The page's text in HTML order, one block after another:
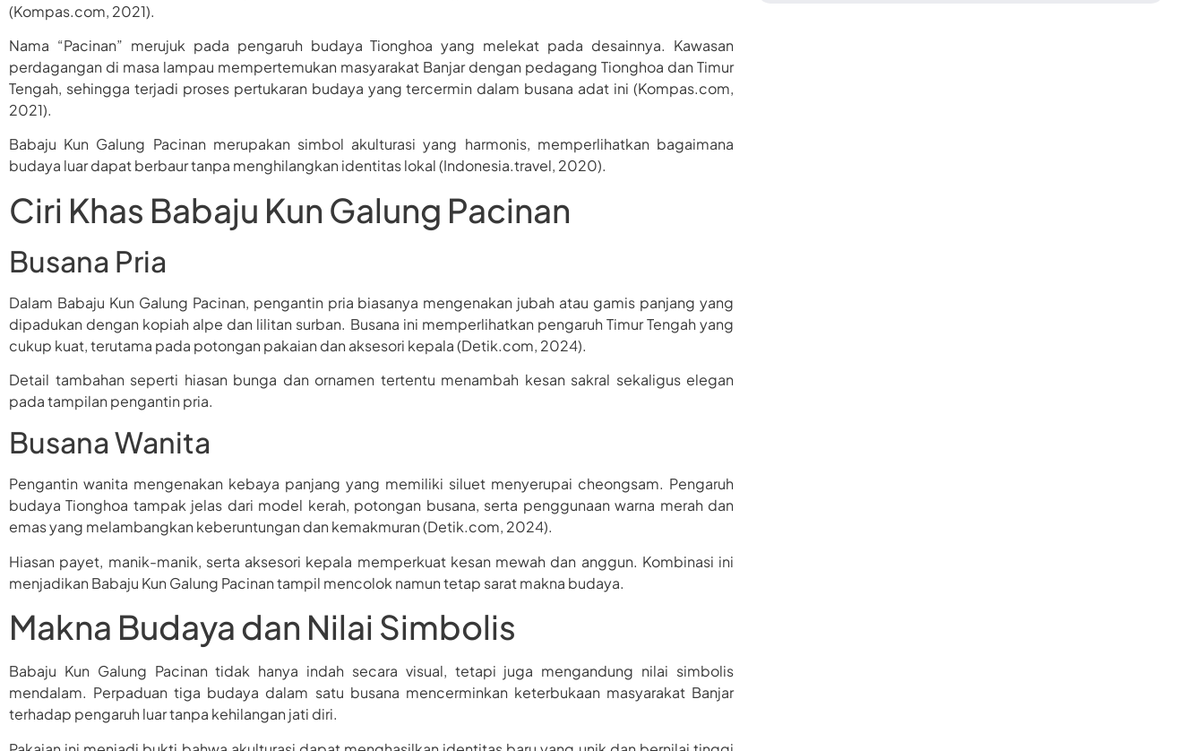
(Kompas.com, 2021).
Nama “Pacinan” merujuk pada pengaruh budaya Tionghoa yang melekat pada desainnya. Kawasan
perdagangan di masa lampau mempertemukan masyarakat Banjar dengan pedagang Tionghoa dan Timur
Tengah, sehingga terjadi proses pertukaran budaya yang tercermin dalam busana adat ini (Kompas.com,
2021).
Babaju Kun Galung Pacinan merupakan simbol akulturasi yang harmonis, memperlihatkan bagaimana
budaya luar dapat berbaur tanpa menghilangkan identitas lokal (Indonesia.travel, 2020).
Ciri Khas Babaju Kun Galung Pacinan
Busana Pria
Dalam Babaju Kun Galung Pacinan, pengantin pria biasanya mengenakan jubah atau gamis panjang yang
dipadukan dengan kopiah alpe dan lilitan surban. Busana ini memperlihatkan pengaruh Timur Tengah yang
cukup kuat, terutama pada potongan pakaian dan aksesori kepala (Detik.com, 2024).
Detail tambahan seperti hiasan bunga dan ornamen tertentu menambah kesan sakral sekaligus elegan
pada tampilan pengantin pria.
Busana Wanita
Pengantin wanita mengenakan kebaya panjang yang memiliki siluet menyerupai cheongsam. Pengaruh
budaya Tionghoa tampak jelas dari model kerah, potongan busana, serta penggunaan warna merah dan
emas yang melambangkan keberuntungan dan kemakmuran (Detik.com, 2024).
Hiasan payet, manik-manik, serta aksesori kepala memperkuat kesan mewah dan anggun. Kombinasi ini
menjadikan Babaju Kun Galung Pacinan tampil mencolok namun tetap sarat makna budaya.
Makna Budaya dan Nilai Simbolis
Babaju Kun Galung Pacinan tidak hanya indah secara visual, tetapi juga mengandung nilai simbolis
mendalam. Perpaduan tiga budaya dalam satu busana mencerminkan keterbukaan masyarakat Banjar
terhadap pengaruh luar tanpa kehilangan jati diri.